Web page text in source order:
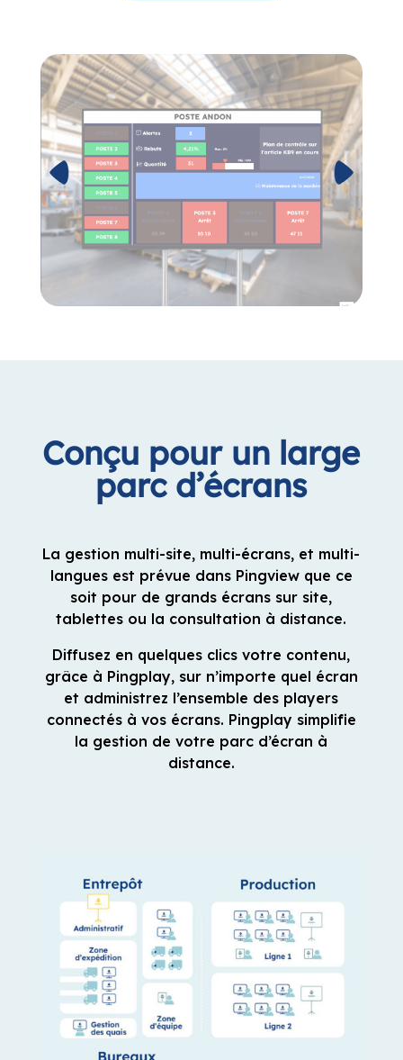
Conçu pour un large
La gestion multi-site, multi-écrans, et multi-
langues est prévue dans Pingview que ce
soit pour de grands écrans sur site,
Diffusez en quelques clics votre contenu,
grâce à Pingplay, sur n’importe quel écran
et administrez l’ensemble des players
connectés à vos écrans. Pingplay simplifie
la gestion de votre parc d’écran à
distance.